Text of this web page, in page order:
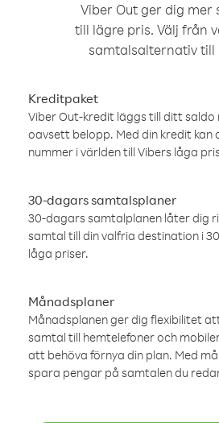
Viber Out ger dig mer
till lägre pris. Välj från
samtalsalternativ till
Kreditpaket
Viber Out-kredit läggs till ditt saldo
oavsett belopp. Med din kredit kan
nummer i världen till Vibers låga
30-dagars samtalsplaner
30-dagars samtalplanen låter dig
samtal till din valfria destination i
låga priser.
Månadsplaner
Månadsplanen ger dig flexibilitet
samtal till hemtelefoner och
att behöva förnya din plan. Med
spara pengar på samtalen du